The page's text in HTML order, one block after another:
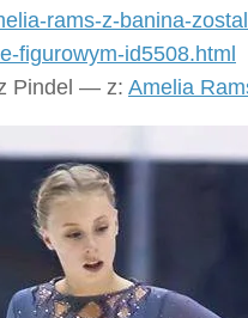
rams-z-banina-
figurowym-id5508.html
Pindel — z: Amelia